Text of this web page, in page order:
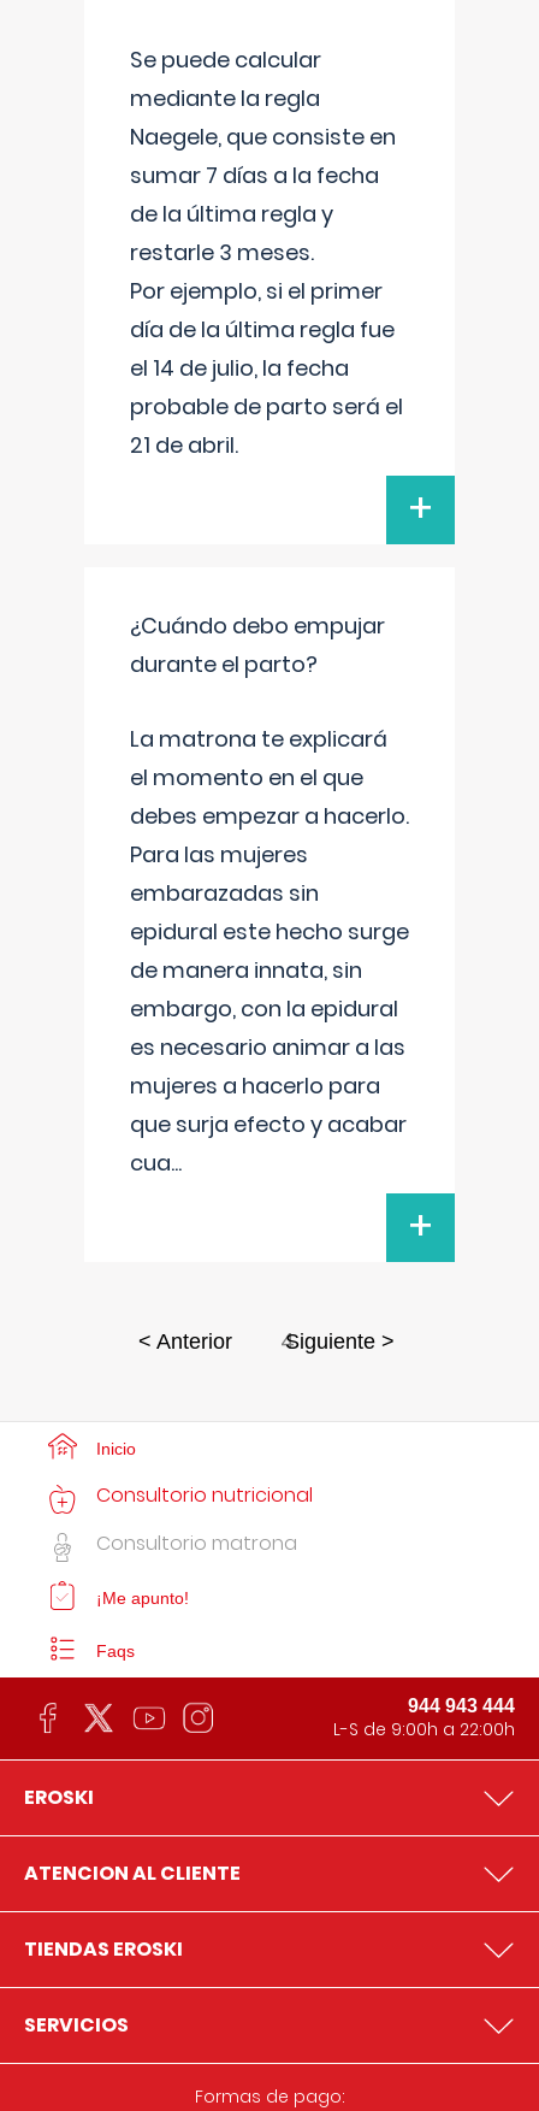
Se puede calcular
mediante la regla
Naegele, que consiste en
sumar 7 días a la fecha
de la última regla y
restarle 3 meses.
Por ejemplo, si el primer
día de la última regla fue
el 14 de julio, la fecha
probable de parto será el
21 de abril.
+
¿Cuándo debo empujar
durante el parto?
La matrona te explicará
el momento en el que
debes empezar a hacerlo.
Para las mujeres
embarazadas sin
epidural este hecho surge
de manera innata, sin
embargo, con la epidural
es necesario animar a las
mujeres a hacerlo para
que surja efecto y acabar
cua...
+
< Anterior 4
Siguiente >
Inicio
Consultorio nutricional
Consultorio matrona
¡Me apunto!
Faqs
944 943 444
L-S de 9:00h a 22:00h
EROSKI
ATENCION AL CLIENTE
TIENDAS EROSKI
SERVICIOS
Formas de pago: